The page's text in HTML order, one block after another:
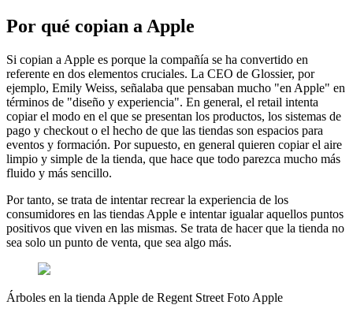
Por qué copian a Apple
Si copian a Apple es porque la compañía se ha convertido en
referente en dos elementos cruciales. La CEO de Glossier, por
ejemplo, Emily Weiss, señalaba que pensaban mucho "en Apple" en
términos de "diseño y experiencia". En general, el retail intenta
copiar el modo en el que se presentan los productos, los sistemas de
pago y checkout o el hecho de que las tiendas son espacios para
eventos y formación. Por supuesto, en general quieren copiar el aire
limpio y simple de la tienda, que hace que todo parezca mucho más
fluido y más sencillo.
Por tanto, se trata de intentar recrear la experiencia de los
consumidores en las tiendas Apple e intentar igualar aquellos puntos
positivos que viven en las mismas. Se trata de hacer que la tienda no
sea solo un punto de venta, que sea algo más.
Árboles en la tienda Apple de Regent Street Foto Apple